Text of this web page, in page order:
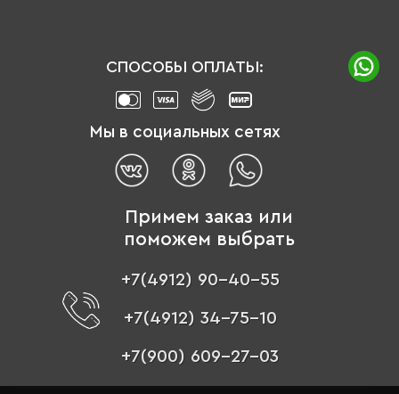
СПОСОБЫ ОПЛАТЫ:
Мы в социальных сетях
Примем заказ или
поможем выбрать
+7(4912) 90-40-55
+7(4912) 34-75-10
+7(900) 609-27-03